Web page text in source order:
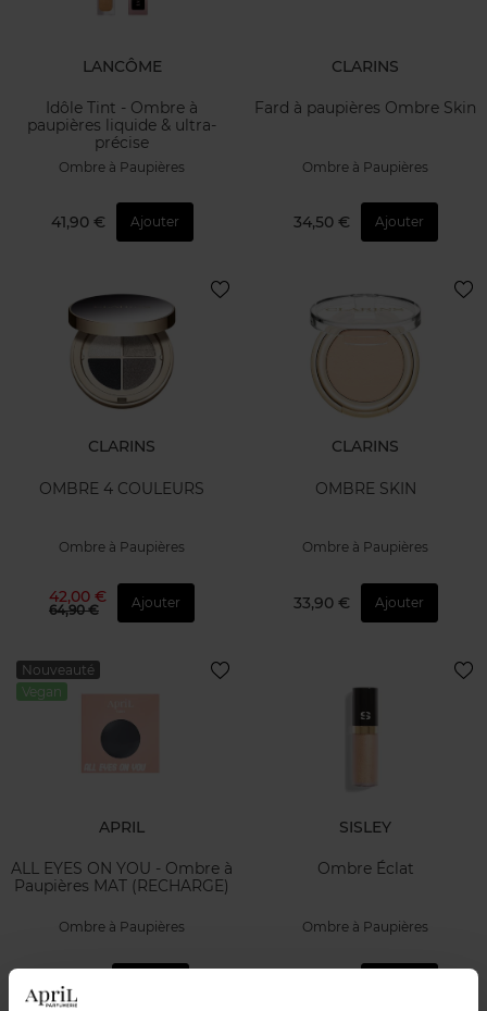
LANCÔME
Idôle Tint - Ombre à
paupières liquide & ultra-
précise
Ombre à Paupières
41,90 € Ajouter
CLARINS
Fard à paupières Ombre Skin
Ombre à Paupières
34,50 € Ajouter
CLARINS
OMBRE 4 COULEURS
Ombre à Paupières
42,00 €
64,90 € Ajouter
CLARINS
OMBRE SKIN
Ombre à Paupières
33,90 € Ajouter
Nouveauté
Vegan
APRIL
ALL EYES ON YOU - Ombre à
Paupières MAT (RECHARGE)
Ombre à Paupières
7,90 €
SISLEY
Ombre Éclat
Ombre à Paupières